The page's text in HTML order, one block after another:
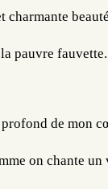
charmante
pauvre fauvette.
de mon
on chante un